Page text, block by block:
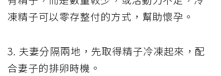
凍精子可以零存整付的方式，幫助懷孕。
3. 夫妻分隔兩地，先取得精子冷凍起來，配
合妻子的排卵時機。